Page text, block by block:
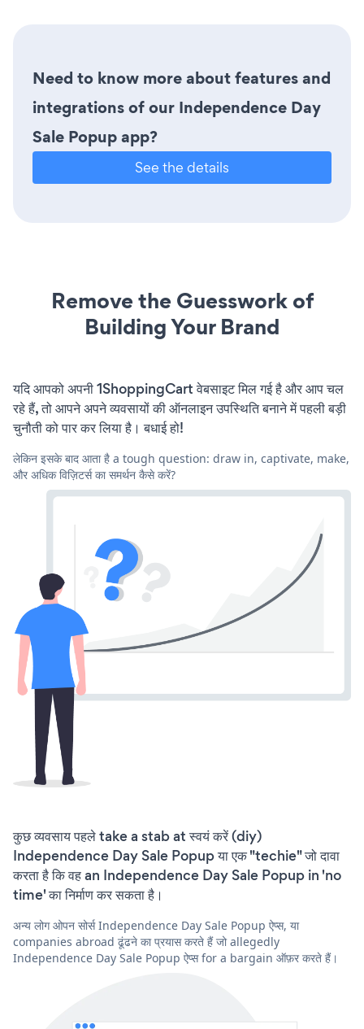
Need to know more about features and
integrations of our Independence Day
Sale Popup app?
See the details
Remove the Guesswork of
Building Your Brand
यदि आपको अपनी 1ShoppingCart वेबसाइट मिल गई है और आप चल
रहे हैं, तो आपने अपने व्यवसायों की ऑनलाइन उपस्थिति बनाने में पहली बड़ी
चुनौती को पार कर लिया है। बधाई हो!
लेकिन इसके बाद आता है a tough question: draw in, captivate, make,
और अधिक विज़िटर्स का समर्थन कैसे करें?
कुछ व्यवसाय पहले take a stab at स्वयं करें (diy)
Independence Day Sale Popup या एक "techie" जो दावा
करता है कि वह an Independence Day Sale Popup in 'no
time' का निर्माण कर सकता है।
अन्य लोग ओपन सोर्स Independence Day Sale Popup ऐप्स, या
companies abroad ढूंढने का प्रयास करते हैं जो allegedly
Independence Day Sale Popup ऐप्स for a bargain ऑफ़र करते हैं।